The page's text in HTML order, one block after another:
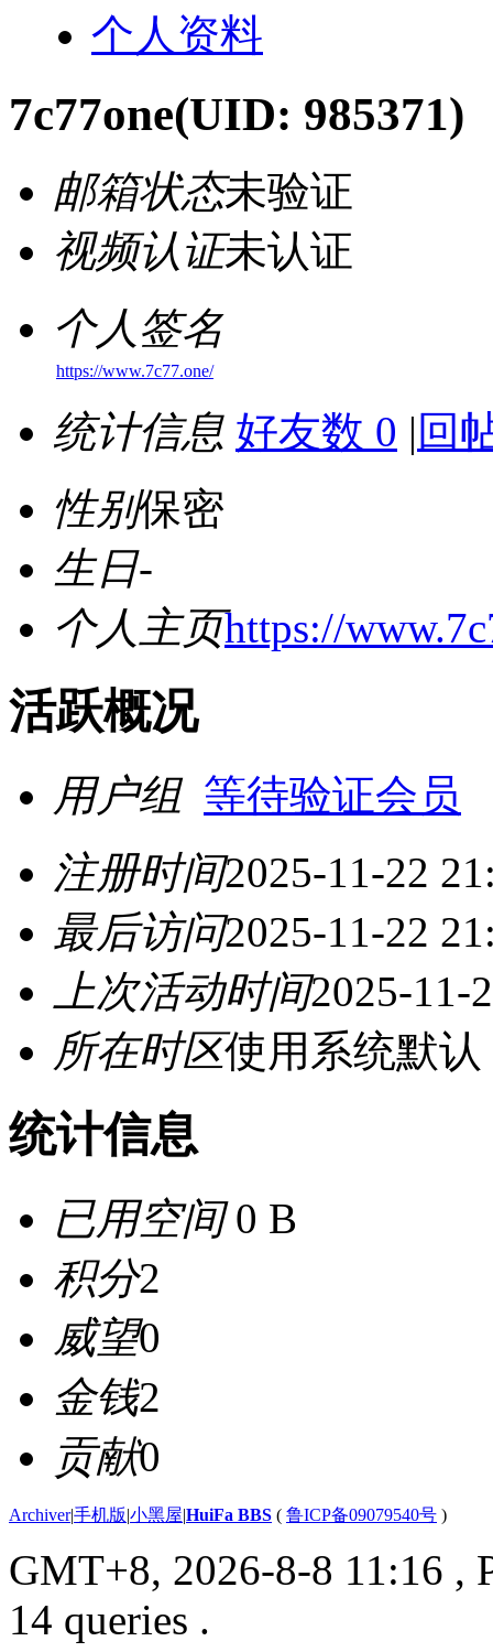
个人资料
7c77one(UID: 985371)
邮箱状态未验证
视频认证未认证
个人签名
https://www.7c77.one/
统计信息 好友数 0 | 回
性别保密
生日-
个人主页https://
活跃概况
用户组 等待验证会员
注册时间2025-11-22
最后访问2025-11-22
上次活动时间2025-11-
所在时区使用系统默认
统计信息
已用空间0 B
积分2
威望0
金钱2
贡献0
Archiver|手机版|小黑屋|HuiFa BBS ( 鲁ICP备09079540号 )
GMT+8, 2026-8-8 11:16 ,
14 queries .